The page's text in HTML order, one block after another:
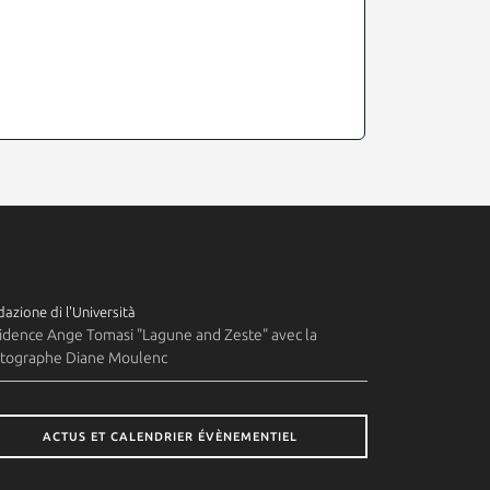
di l'Università
Ange Tomasi "Lagune and Zeste" avec la
Diane Moulenc
ACTUS ET CALENDRIER ÉVÈNEMENTIEL